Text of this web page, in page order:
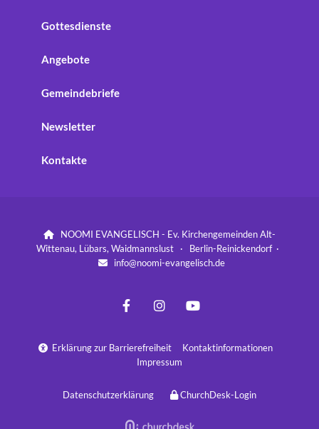
Gottesdienste
Angebote
Gemeindebriefe
Newsletter
Kontakte

NOOMI EVANGELISCH - Ev. Kirchengemeinden Alt-
Wittenau, Lübars, Waidmannslust · Berlin-Reinickendorf ·
 info@noomi-evangelisch.de
 Erklärung zur Barrierefreiheit
Kontaktinformationen
Impressum
Datenschutzerklärung ChurchDesk-Login